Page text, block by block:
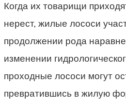
Когда их товарищи
нерест, жилые лососи
продолжении рода
изменении
проходные лососи могут
превратившись в жилую